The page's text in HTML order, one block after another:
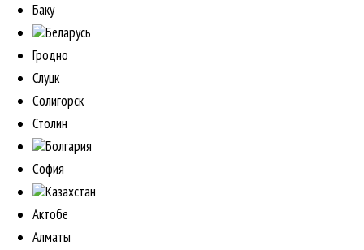
Баку
Беларусь
Гродно
Слуцк
Солигорск
Столин
Болгария
София
Казахстан
Актобе
Алматы